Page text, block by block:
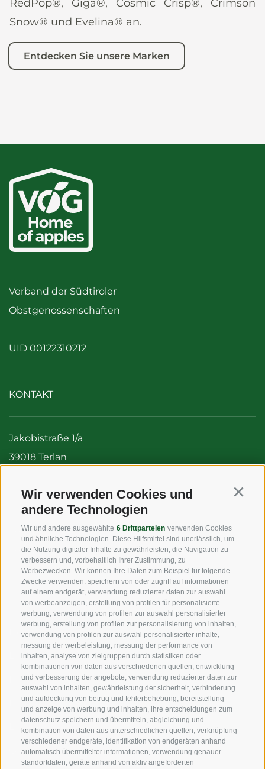
Wir verwenden Cookies und
andere Technologien
Wir und andere ausgewählte 6 Drittparteien verwenden Cookies
und ähnliche Technologien. Diese Hilfsmittel sind unerlässlich, um
die Nutzung digitaler Inhalte zu gewährleisten, die Navigation zu
verbessern und, vorbehaltlich Ihrer Zustimmung, zu
Werbezwecken. Wir können Ihre Daten zum Beispiel für folgende
Zwecke verwenden: speichern von oder zugriff auf informationen
auf einem endgerät, verwendung reduzierter daten zur auswahl
von werbeanzeigen, erstellung von profilen für personalisierte
werbung, verwendung von profilen zur auswahl personalisierter
werbung, erstellung von profilen zur personalisierung von inhalten,
verwendung von profilen zur auswahl personalisierter inhalte,
messung der werbeleistung, messung der performance von
inhalten, analyse von zielgruppen durch statistiken oder
kombinationen von daten aus verschiedenen quellen, entwicklung
und verbesserung der angebote, verwendung reduzierter daten zur
auswahl von inhalten, gewährleistung der sicherheit, verhinderung
und aufdeckung von betrug und fehlerbehebung, bereitstellung
und anzeige von werbung und inhalten, ihre entscheidungen zum
datenschutz speichern und übermitteln, abgleichung und
kombination von daten aus unterschiedlichen quellen, verknüpfung
verschiedener endgeräte, identifikation von endgeräten anhand
automatisch übermittelter informationen, verwendung genauer
standortdaten, geräte anhand von aktiv angeforderten
RedPop®, Giga®, Cosmic Crisp®, Crimson
Snow® und Evelina® an.
Entdecken Sie unsere Marken
Verband der Südtiroler
Obstgenossenschaften
UID 00122310212
KONTAKT
Jakobistraße 1/a
39018 Terlan
Tel:+39 0471 256 700
Fax: +39 0471 256 699
info@vog.it
info@pec.vog.it
NÜTZLICHE LINKS
Herkunft
Expertise
Nachhaltigkeit
Produkte & Marken
Ethikkodex
Organisationsmodell